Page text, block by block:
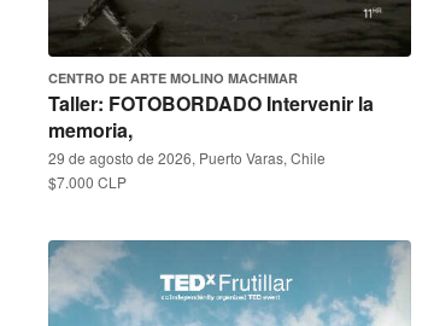
CENTRO DE ARTE MOLINO MACHMAR
Taller: FOTOBORDADO Intervenir la
memoria,
29 de agosto de 2026, Puerto Varas, Chile
$7.000 CLP